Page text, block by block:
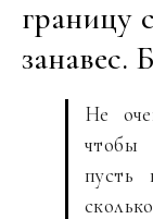
границу
занавес.
Не
чтобы
пусть